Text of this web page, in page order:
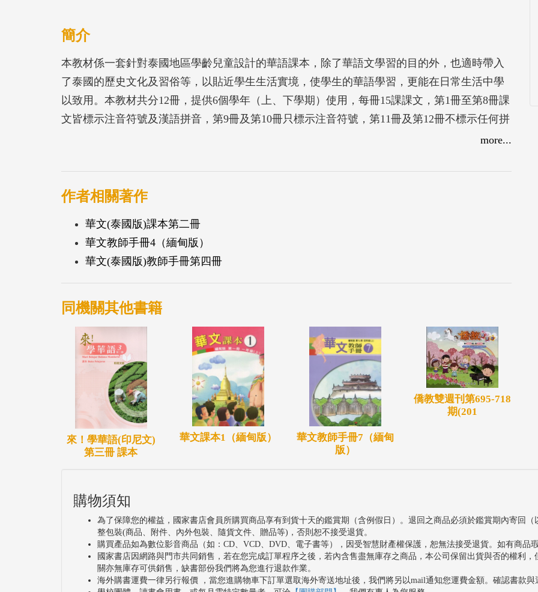
簡介
本教材係一套針對泰國地區學齡兒童設計的華語課本，除了華語文學習的目的外，也適時帶入
了泰國的歷史文化及習俗等，以貼近學生生活實境，使學生的華語學習，更能在日常生活中學
以致用。本教材共分12冊，提供6個學年（上、下學期）使用，每冊15課課文，第1冊至第8冊課
文皆標示注音符號及漢語拼音，第9冊及第10冊只標示注音符號，第11冊及第12冊不標示任何拼
more...
作者相關著作
華文(泰國版)課本第二冊
華文教師手冊4（緬甸版）
華文(泰國版)教師手冊第四冊
同機關其他書籍
來！學華語(印尼文)
第三冊 課本
華文課本1（緬甸版）
華文教師手冊7（緬甸
版）
僑教雙週刊第695-718
期(201
購物須知
為了保障您的權益，國家書店會員所購買商品享有到貨十天的鑑賞期（含例假日）。退回之商品必須於鑑賞期內寄回
整包裝(商品、附件、內外包裝、隨貨文件、贈品等)，否則恕不接受退貨。
購買產品如為數位影音商品（如：CD、VCD、DVD、電子書等），因受智慧財產權保護，恕無法接受退貨。如有商品
國家書店因網路與門市共同銷售，若在您完成訂單程序之後，若內含售盡無庫存之商品，本公司保留出貨與否的權利
關亦無庫存可供銷售，缺書部份我們將為您進行退款作業。
海外購書運費一律另行報價 ，當您進購物車下訂單選取海外寄送地址後，我們將另以mail通知您運費金額。確認書款